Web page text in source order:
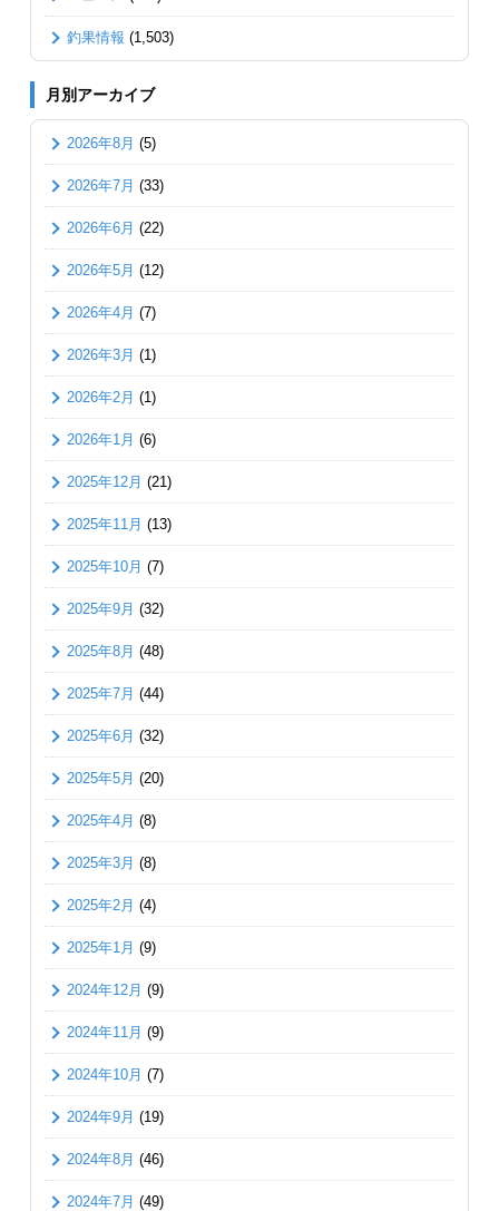
釣果情報 (1,503)
月別アーカイブ
2026年8月 (5)
2026年7月 (33)
2026年6月 (22)
2026年5月 (12)
2026年4月 (7)
2026年3月 (1)
2026年2月 (1)
2026年1月 (6)
2025年12月 (21)
2025年11月 (13)
2025年10月 (7)
2025年9月 (32)
2025年8月 (48)
2025年7月 (44)
2025年6月 (32)
2025年5月 (20)
2025年4月 (8)
2025年3月 (8)
2025年2月 (4)
2025年1月 (9)
2024年12月 (9)
2024年11月 (9)
2024年10月 (7)
2024年9月 (19)
2024年8月 (46)
2024年7月 (49)